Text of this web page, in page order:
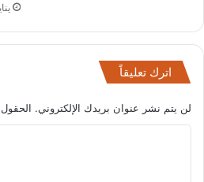
يناير
اترك تعليقاً
لن يتم نشر عنوان بريدك الإلكتروني. الحقول